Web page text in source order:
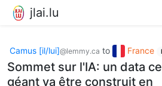
jlai.lu
Camus [il/lui]@lemmy.ca to France
Sommet sur l'IA: un data
géant va être construit en